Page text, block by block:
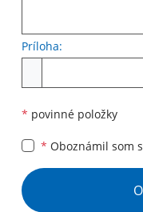
Príloha:
* povinné položky
* Oboznámil som
Google reCaptcha